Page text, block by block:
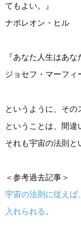
てもよい。
』
ナポレオン・ヒル
『あなた人生はあな
ジョセフ・マーフィ
というように、その
ということは、間
それも宇宙の法則と
＜参考過去記事＞
宇宙の法則に従えば
入れられる。